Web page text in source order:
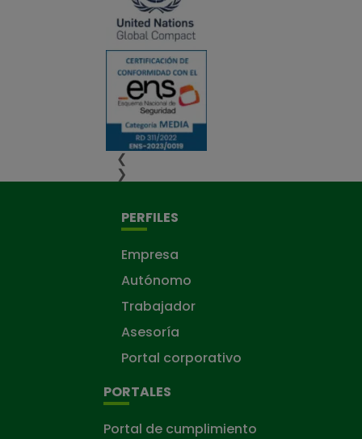
❮
❯
PERFILES
Empresa
Autónomo
Trabajador
Asesoría
Portal corporativo
PORTALES
Portal de cumplimiento